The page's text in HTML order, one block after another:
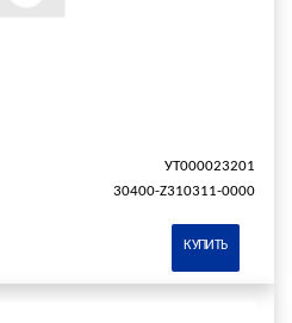
УТ000023201
30400-Z310311-0000
КУПИТЬ